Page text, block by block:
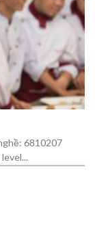
6810207